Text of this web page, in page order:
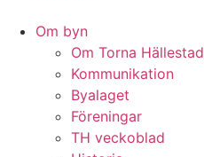
Om byn
Om Torna Hällestad
Kommunikation
Byalaget
Föreningar
TH veckoblad